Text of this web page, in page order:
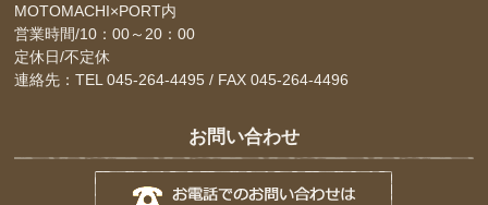
MOTOMACHI×PORT内
営業時間/10：00～20：00
定休日/不定休
連絡先：TEL 045-264-4495 / FAX 045-264-4496
お問い合わせ